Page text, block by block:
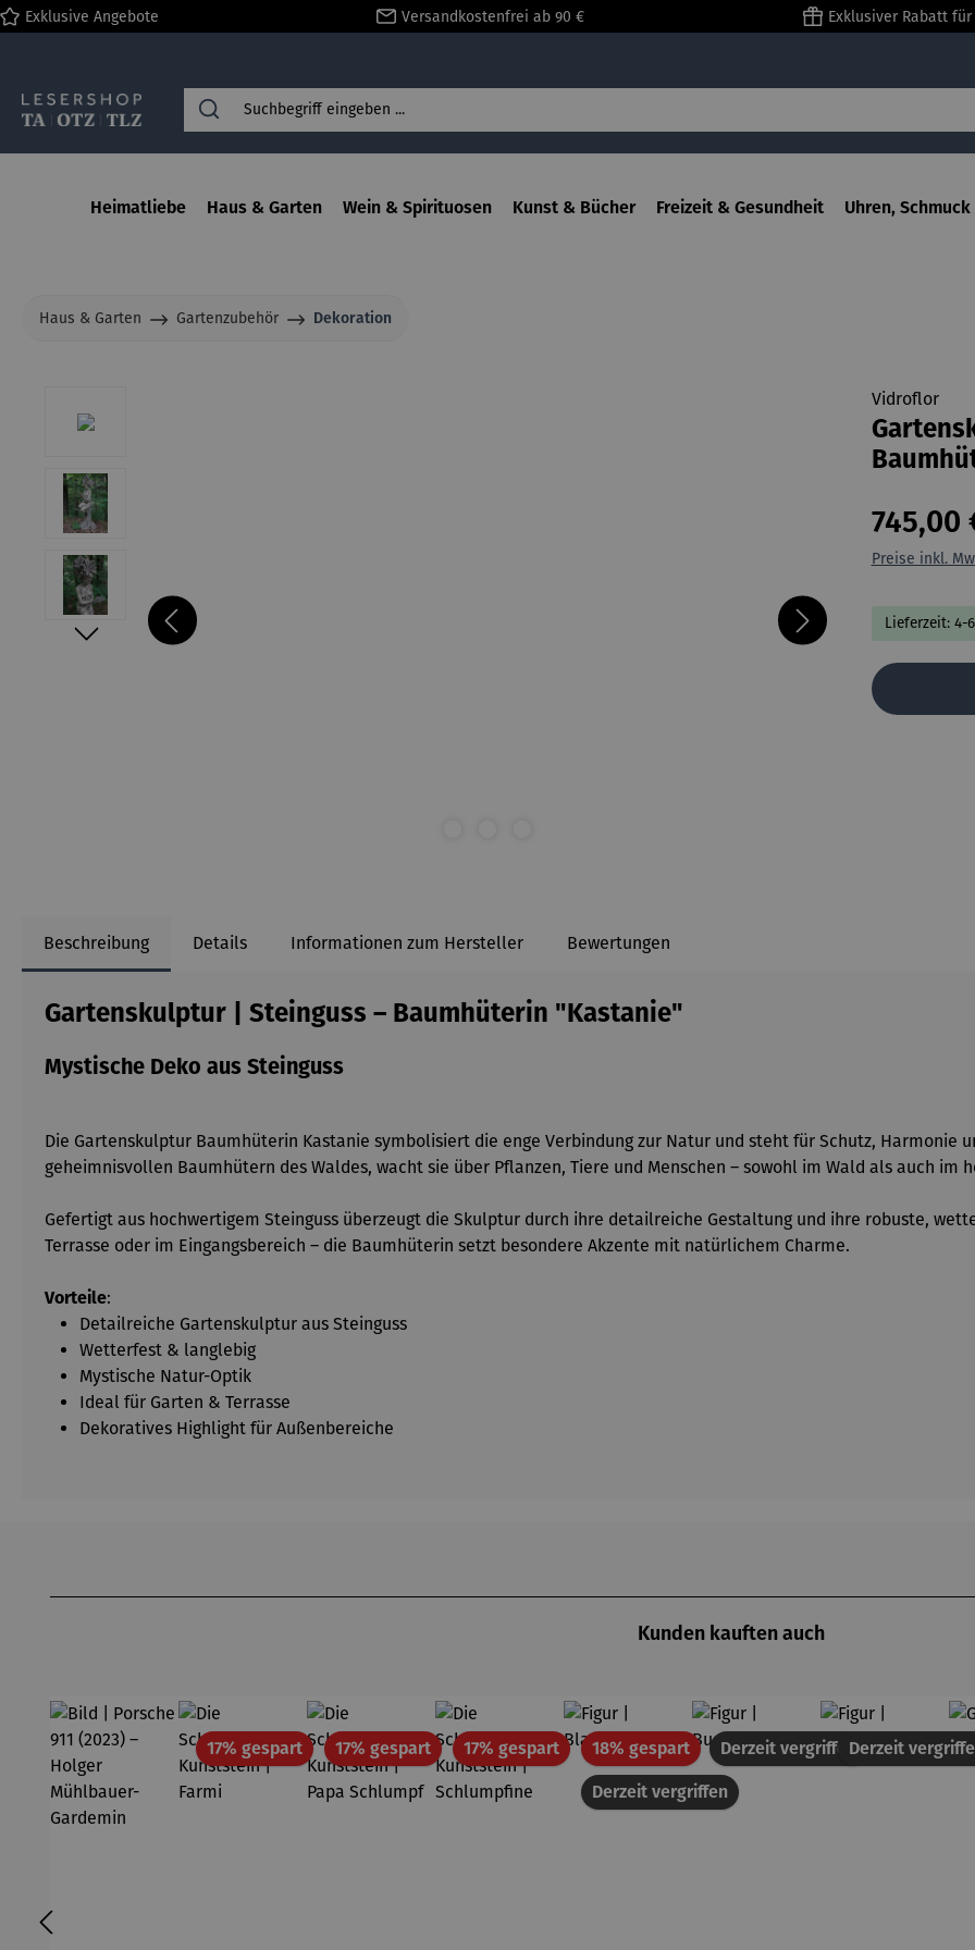
Zur Hauptnavigation springen
Exklusive Angebote Versandkostenfrei ab 90 € Exklusiver Rabatt
Heimatliebe Haus & Garten Wein & Spirituosen Kunst & Bücher Freizeit & Gesundheit Uhren,
Haus & Garten Gartenzubehör Dekoration
Vidroflor
745,00
Preise inkl.
Lieferzeit: 4-
Beschreibung Details Informationen zum Hersteller Bewertungen
Gartenskulptur | Steinguss – Baumhüterin "Kastanie"
Mystische Deko aus Steinguss
Die Gartenskulptur Baumhüterin Kastanie symbolisiert die enge Verbindung zur Natur und steht für Schutz, Harmonie
geheimnisvollen Baumhütern des Waldes, wacht sie über Pflanzen, Tiere und Menschen – sowohl im Wald als auch im
Gefertigt aus hochwertigem Steinguss überzeugt die Skulptur durch ihre detailreiche Gestaltung und ihre robuste,
Terrasse oder im Eingangsbereich – die Baumhüterin setzt besondere Akzente mit natürlichem Charme.
Vorteile:
Detailreiche Gartenskulptur aus Steinguss
Wetterfest & langlebig
Mystische Natur-Optik
Ideal für Garten & Terrasse
Dekoratives Highlight für Außenbereiche
Kunden kauften auch
17% gespartRabatt17% gespartRabatt17% gespartRabatt
Derzeit vergriffen
18% gespartRabattDerzeit vergriffenDerzeit